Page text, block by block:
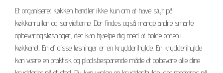
Et organiseret køkken handler ikke kun om at have styr på
køkkenrullen og servietterne. Der findes også mange andre smarte
opbevaringsløsninger, der kan hjælpe dig med at holde orden i
køkkenet. En af disse løsninger er en krydderihylde. En krydderihylde
kan være en praktisk og pladsbesparende måde at opbevare alle dine